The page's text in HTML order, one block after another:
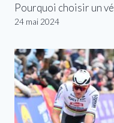
Pourquoi choisir un
24 mai 2024